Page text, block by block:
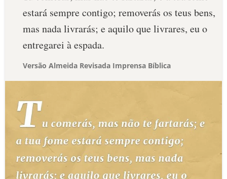
estará sempre contigo; removerás os teus bens,
mas nada livrarás; e aquilo que livrares, eu o
entregarei à espada.
Versão Almeida Revisada Imprensa Bíblica